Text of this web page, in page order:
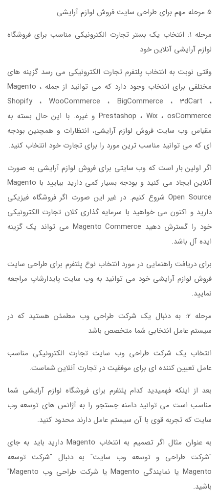
5 مرحله مهم برای طراحی سایت فروش لوازم آرایشی
مرحله 1: انتخاب یک بستر تجارت الکترونیکی مناسب برای فروشگاه
لوازم آرایشی آنلاین خود
وقتی نوبت به انتخاب پلتفرم تجارت الکترونیکی می رسد گزینه های
مختلفی برای انتخاب وجود دارد که می توانید از جمله Magento ،
Shopify ، WooCommerce ، BigCommerce ، 3dCart ،
Prestashop ، Wix ، osCommerce و غیره. با این حال بسته به
مقیاس وب سایت فروش لوازم آرایشی، انتظارات و همچنین بودجه
ای که می توانید مناسب ترین مورد را برای تجارت خود انتخاب کنید.
اگر اولین بار است که وب سایتی برای فروش لوازم آرایشی به صورت
آنلاین ایجاد می کنید و بودجه بسیار کمی دارید بیایید با Magento
Open Source شروع کنیم. در غیر این صورت اگر فروشگاه فیزیکی
دارید و اکنون می خواهید با سرمایه گذاری کلان تجارت الکترونیکی
خود را گسترش دهید Magento Commerce می تواند یک گزینه
ایده آل باشد.
برای دریافت راهنمایی در مورد انتخاب نوع پلتفرم برای طراحی سایت
فروش لوازم آرایشی خود می توانید به وب سایت پایدارشاپ مراجعه
نمایید.
مرحله 2: به دنبال یک شرکت طراحی وب مطمئن هستید که در
سیستم عامل انتخابی شما متخصص باشد
انتخاب یک شرکت طراحی وب سایت تجارت الکترونیکی مناسب
عامل تعیین کننده ای برای موفقیت در تجارت آنلاین شماست.
بعد از اینکه فهمیدید کدام پلتفرم برای فروشگاه لوازم آرایشی شما
مناسب است می توانید دامنه جستجو را به آژانس های توسعه وب
سایت که تجربه قوی با آن سیستم عامل دارند محدود کنید.
به عنوان مثال اگر تصمیم به انتخاب Magento دارید باید به جای
"شرکت طراحی و توسعه وب سایت" به دنبال "شرکت توسعه
Magento یا نمایندگی Magento یا شرکت طراحی وب Magento"
باشید.